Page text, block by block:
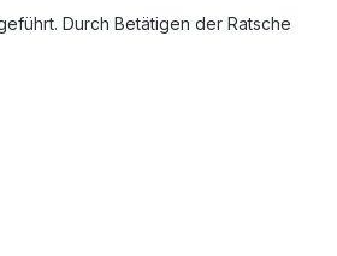
Durch Betätigen der Ratsche